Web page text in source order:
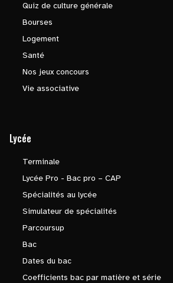
Quiz de culture générale
Bourses
Logement
Santé
Nos jeux concours
Vie associative
Lycée
Terminale
Lycée Pro - Bac pro – CAP
Spécialités au lycée
Simulateur de spécialités
Parcoursup
Bac
Dates du bac
Coefficients bac par matière et série